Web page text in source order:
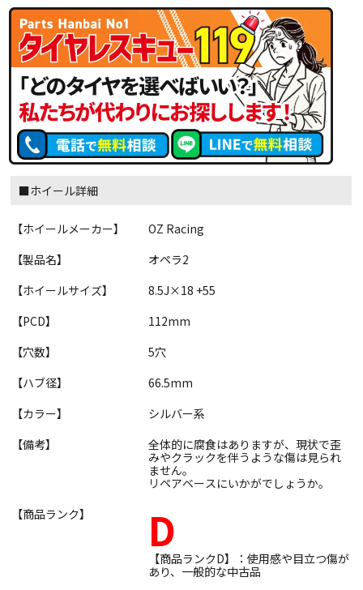
■ホイール詳細
【ホイールメーカー】
OZ Racing
【製品名】
オペラ2
【ホイールサイズ】
8.5J×18 +55
【PCD】
112mm
【穴数】
5穴
【ハブ径】
66.5mm
【カラー】
シルバー系
【備考】
全体的に腐食はありますが、現状で歪
みやクラックを伴うような傷は見られ
ません。
リペアベースにいかがでしょうか。
【商品ランク】
D
【商品ランクD】：使用感や目立つ傷が
あり、一般的な中古品